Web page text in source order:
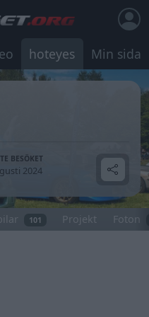
hoteyes Min sida
BESÖKET
2024
101 Projekt Foton